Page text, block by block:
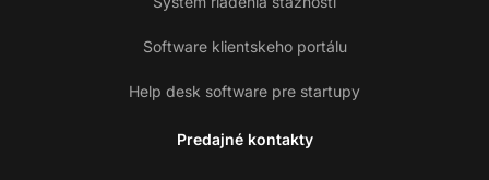
Software klientskeho portálu
Help desk software pre startupy
Predajné kontakty